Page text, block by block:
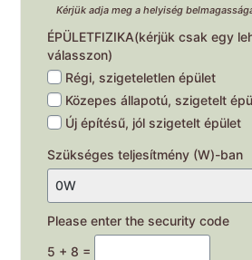
Kérjük adja meg a helyiség
ÉPÜLETFIZIKA(kérjük csak egy
válasszon)
Régi, szigeteletlen épület
Közepes állapotú, szigetelt
Új építésű, jól szigetelt épület
Szükséges teljesítmény (W)-ban
Please enter the security code
5 + 8 =